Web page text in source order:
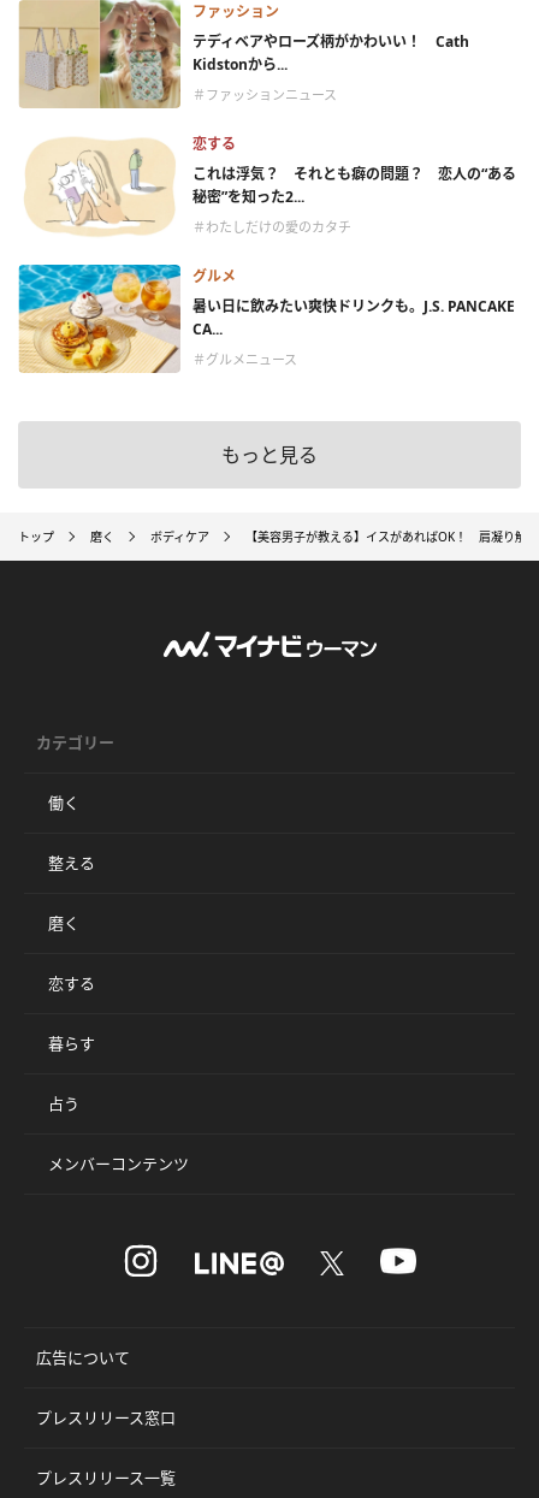
ファッション
テディベアやローズ柄がかわいい！ Cath
Kidstonから...
＃ファッションニュース
恋する
これは浮気？ それとも癖の問題？ 恋人の“ある
秘密”を知った2...
＃わたしだけの愛のカタチ
グルメ
暑い日に飲みたい爽快ドリンクも。J.S. PANCAKE
CA...
＃グルメニュース
もっと見る
トップ 磨く ボディケア 【美容男子が教える】イスがあればOK！ 肩凝り
カテゴリー
働く
整える
磨く
恋する
暮らす
占う
メンバーコンテンツ
広告について
プレスリリース窓口
プレスリリース一覧